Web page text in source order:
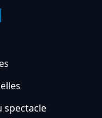
spectacle